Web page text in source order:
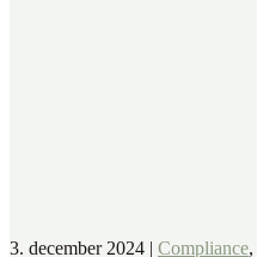
3. december 2024 | Compliance,